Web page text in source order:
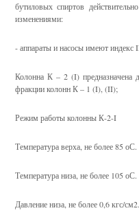
бутиловых спиртов
изменениями:
- аппараты и насосы имеют индекс
Колонна К – 2 (I) предназначена
фракции колонн К – 1 (I), (II);
Режим работы колонны К-2-I
Температура верха, не более 85 оС.
Температура низа, не более 105 оС.
Давление низа, не более 0,6 кгс/см2.